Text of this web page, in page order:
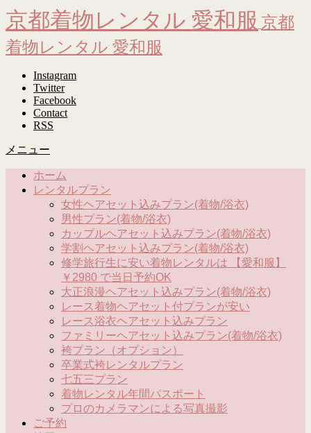
京都着物レンタル 愛和服 京都
着物レンタル 愛和服
Instagram
Twitter
Facebook
Contact
RSS
メニュー
ホーム
レンタルプラン
女性ヘアセット込みプラン(着物/浴衣)
男性プラン(着物/浴衣)
カップルヘアセット込みプラン(着物/浴衣)
学割ヘアセット込みプラン(着物/浴衣)
修学旅行生に安い着物レンタルは 【愛和服】
￥2980 で当日予約OK
大正浪漫ヘアセット込みプラン(着物/浴衣)
レース着物ヘアセット付プランが安い
レース浴衣ヘアセット込みプラン
ファミリーヘアセット込みプラン(着物/浴衣)
袴プラン（オプション）
卒業式袴レンタルプラン
七五三プラン
着物レンタル年間パスポート
プロのカメラマンによる写真撮影
ご予約